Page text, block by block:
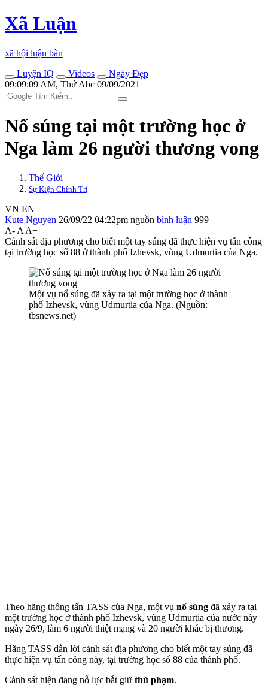
Xã Luận
xã hội luận bàn
Luyện IQ
Videos
Ngày Đẹp
09:09:09 AM, Thứ Abc 09/09/2021
Nổ súng tại một trường học ở
Nga làm 26 người thương vong
Thế Giới
Sự Kiện Chính Trị
VN EN
Kute Nguyen 26/09/22 04:22pm nguồn bình luận 999
A- A A+
Cảnh sát địa phương cho biết một tay súng đã thực hiện vụ tấn công
tại trường học số 88 ở thành phố Izhevsk, vùng Udmurtia của Nga.
Một vụ nổ súng đã xảy ra tại một trường học ở thành
phố Izhevsk, vùng Udmurtia của Nga. (Nguồn:
tbsnews.net)
Theo hãng thông tấn TASS của Nga, một vụ nổ súng đã xảy ra tại
một trường học ở thành phố Izhevsk, vùng Udmurtia của nước này
ngày 26/9, làm 6 người thiệt mạng và 20 người khác bị thương.
Hãng TASS dẫn lời cảnh sát địa phương cho biết một tay súng đã
thực hiện vụ tấn công này, tại trường học số 88 của thành phố.
Cảnh sát hiện đang nỗ lực bắt giữ thủ phạm.